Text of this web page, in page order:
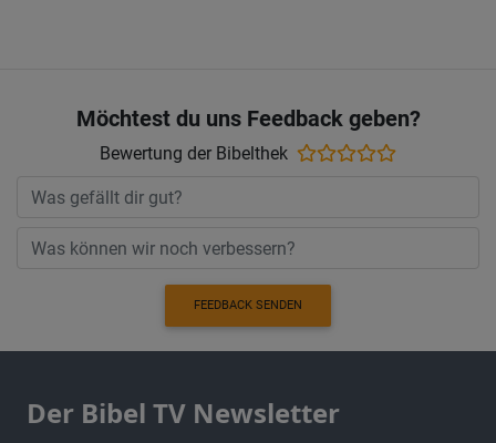
Möchtest du uns Feedback geben?
Bewertung der Bibelthek
FEEDBACK SENDEN
Der Bibel TV Newsletter